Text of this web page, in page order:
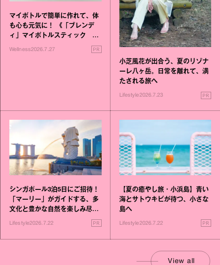
マイボトルで簡単に作れて、体
も心も元気に！ 《「ブレンデ
ィ」マイボトルスティック い
いこと毎日》シリーズが誕生
Wellness2026.7.27 PR
小芝風花が出合う、夏のリゾナ
ーレ八ヶ岳。日常を離れて、満
たされる旅へ
Lifestyle2026.7.23 PR
シンガポール3泊5日にご招待！
「マーリー」がガイドする、多
文化と豊かな自然を楽しみ尽く
Lifestyle2026.7.22 PR
【夏の癒やし旅・小浜島】青い
海とサトウキビが待つ、小さな
島へ
Lifestyle2026.7.22 PR
View all